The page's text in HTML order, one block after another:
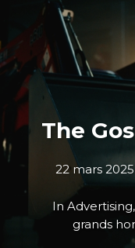
The
22 mars 2025
In Advertising,
grands